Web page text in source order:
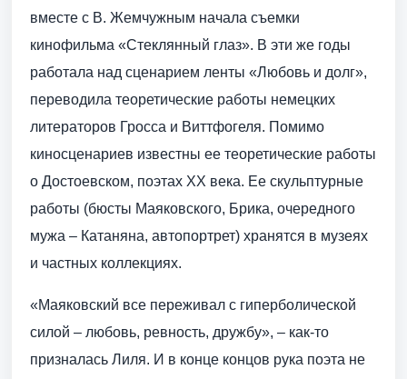
вместе с В. Жемчужным начала съемки
кинофильма «Стеклянный глаз». В эти же годы
работала над сценарием ленты «Любовь и долг»,
переводила теоретические работы немецких
литераторов Гросса и Виттфогеля. Помимо
киносценариев известны ее теоретические работы
о Достоевском, поэтах XX века. Ее скульптурные
работы (бюсты Маяковского, Брика, очередного
мужа – Катаняна, автопортрет) хранятся в музеях
и частных коллекциях.
«Маяковский все переживал с гиперболической
силой – любовь, ревность, дружбу», – как-то
призналась Лиля. И в конце концов рука поэта не